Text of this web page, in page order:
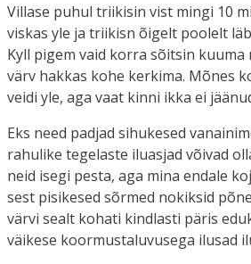
Villase puhul triikisin vist mingi 10
viskas yle ja triikisn õigelt poolelt
Kyll pigem vaid korra sõitsin kuuma
värv hakkas kohe kerkima. Mõnes
veidi yle, aga vaat kinni ikka ei
Eks need padjad sihukesed
rahulike tegelaste iluasjad võivad
neid isegi pesta, aga mina endale
sest pisikesed sõrmed nokiksid
värvi sealt kohati kindlasti päris
väikese koormustaluvusega ilusad